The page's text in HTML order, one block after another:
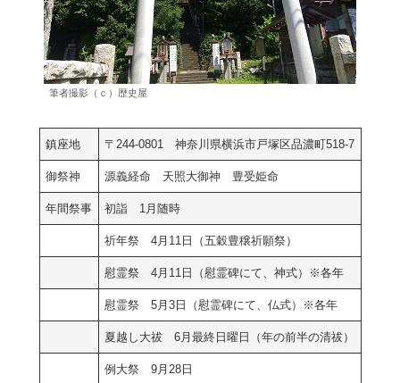
筆者撮影（ｃ）歴史屋
鎮座地 〒244-0801 神奈川県横浜市戸塚区品濃町518-7
御祭神 源義経命 天照大御神 豊受姫命
年間祭事 初詣 1月随時
祈年祭 4月11日（五穀豊穣祈願祭）
慰霊祭 4月11日（慰霊碑にて、神式）※各年
慰霊祭 5月3日（慰霊碑にて、仏式）※各年
夏越し大祓 6月最終日曜日（年の前半の清祓）
例大祭 9月28日